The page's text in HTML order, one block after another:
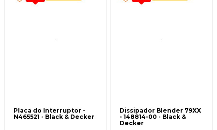
Placa do Interruptor -
N465521 - Black & Decker
Dissipador Blender 79XX
- 148814-00 - Black &
Decker